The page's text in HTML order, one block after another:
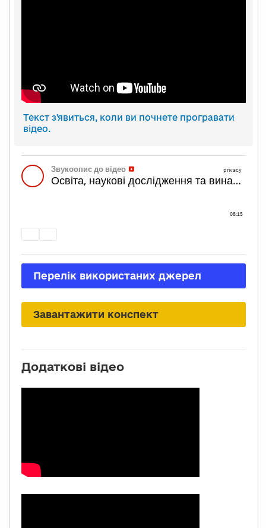
Текст з'явиться, коли ви почнете програвати
відео.
Переліĸ виĸористаних джерел
Завантажити ĸонспеĸт
Додаткові відео